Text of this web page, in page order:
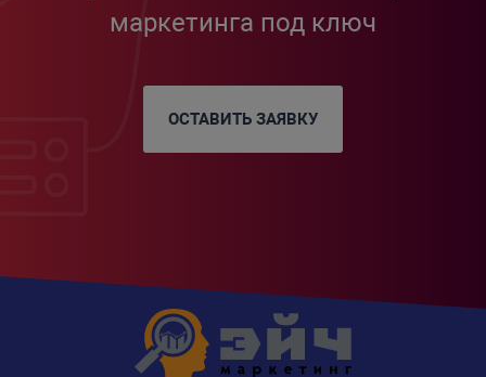
маркетинга под ключ
ОСТАВИТЬ ЗАЯВКУ